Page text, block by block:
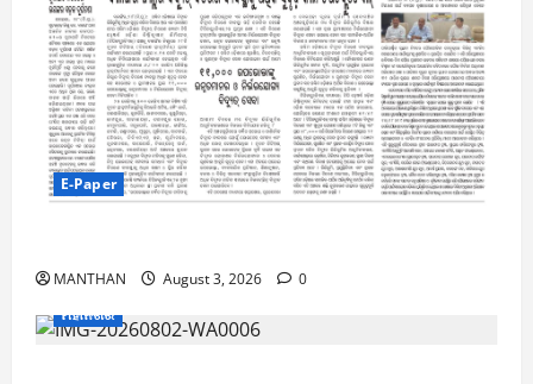
E-Paper
MANTHAN August 3, 2026
0
ମହାନଗର